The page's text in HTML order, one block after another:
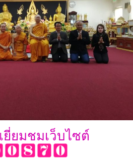
ยี่ยมชมเว็บไซต์